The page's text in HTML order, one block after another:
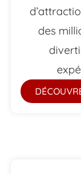
des